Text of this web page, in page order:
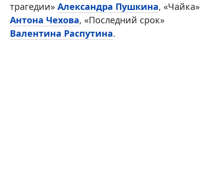
трагедии» Александра Пушкина, «Чайка»
Антона Чехова, «Последний срок»
Валентина Распутина.